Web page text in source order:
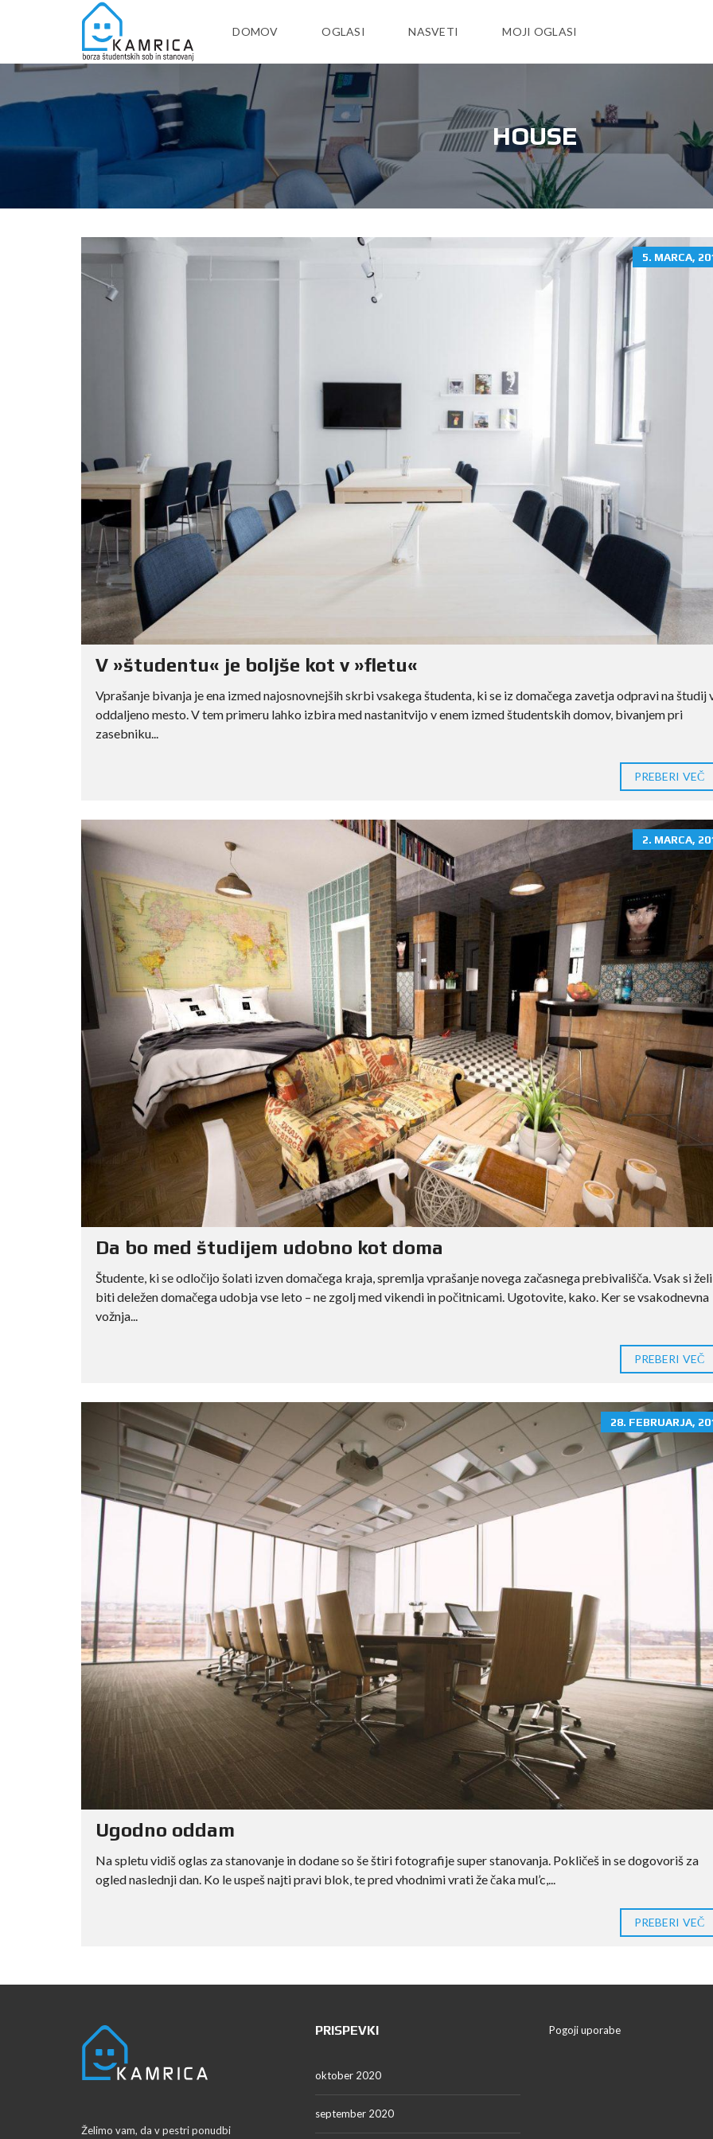
DOMOV OGLASI NASVETI MOJI OGLASI
HOUSE
5. MARCA,
V »študentu« je boljše kot v »fletu«
Vprašanje bivanja je ena izmed najosnovnejših skrbi vsakega študenta, ki se iz domačega zavetja odpravi na študij
oddaljeno mesto. V tem primeru lahko izbira med nastanitvijo v enem izmed študentskih domov, bivanjem pri
zasebniku...
PREBERI VEČ
2. MARCA,
Da bo med študijem udobno kot doma
Študente, ki se odločijo šolati izven domačega kraja, spremlja vprašanje novega začasnega prebivališča. Vsak si želi
biti deležen domačega udobja vse leto – ne zgolj med vikendi in počitnicami. Ugotovite, kako. Ker se vsakodnevna
vožnja...
PREBERI VEČ
28. FEBRUARJA,
Ugodno oddam
Na spletu vidiš oglas za stanovanje in dodane so še štiri fotografije super stanovanja. Pokličeš in se dogovoriš za
ogled naslednji dan. Ko le uspeš najti pravi blok, te pred vhodnimi vrati že čaka mul’c,...
PREBERI VEČ
Želimo vam, da v pestri ponudbi
PRISPEVKI
oktober 2020
september 2020
Pogoji uporabe